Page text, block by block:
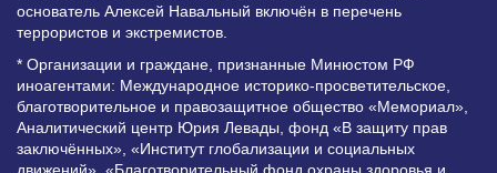
основатель Алексей Навальный включён в перечень
террористов и экстремистов.
* Организации и граждане, признанные Минюстом РФ
иноагентами: Международное историко-просветительское,
благотворительное и правозащитное общество «Мемориал»,
Аналитический центр Юрия Левады, фонд «В защиту прав
заключённых», «Институт глобализации и социальных
движений», «Благотворительный фонд охраны здоровья и